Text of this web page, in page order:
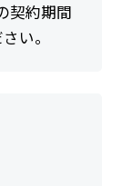
契約期間
い。